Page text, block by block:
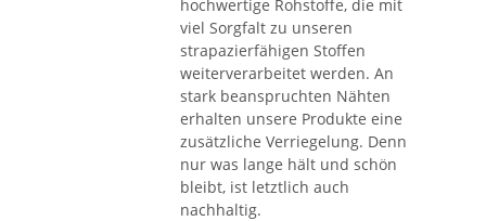
hochwertige Rohstoffe, die mit
viel Sorgfalt zu unseren
strapazierfähigen Stoffen
weiterverarbeitet werden. An
stark beanspruchten Nähten
erhalten unsere Produkte eine
zusätzliche Verriegelung. Denn
nur was lange hält und schön
bleibt, ist letztlich auch
nachhaltig.